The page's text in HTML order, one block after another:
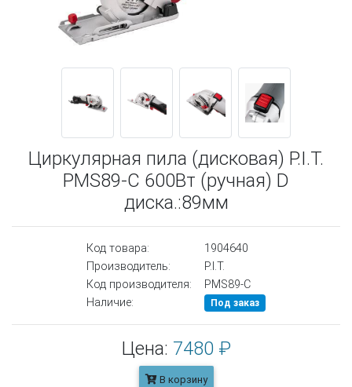
Циркулярная пила (дисковая) P.I.T.
PMS89-C 600Вт (ручная) D
диска.:89мм
Код товара:
1904640
Производитель:
P.I.T.
Код производителя:
PMS89-C
Наличие:
Под заказ
Цена: 7480 ₽
В корзину